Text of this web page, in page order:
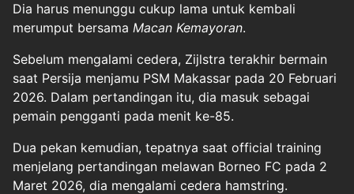
Dia harus menunggu cukup lama untuk kembali
merumput bersama Macan Kemayoran.
Sebelum mengalami cedera, Zijlstra terakhir bermain
saat Persija menjamu PSM Makassar pada 20 Februari
2026. Dalam pertandingan itu, dia masuk sebagai
pemain pengganti pada menit ke-85.
Dua pekan kemudian, tepatnya saat official training
menjelang pertandingan melawan Borneo FC pada 2
Maret 2026, dia mengalami cedera hamstring.